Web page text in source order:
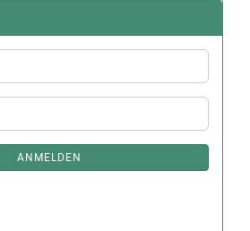
ANMELDEN